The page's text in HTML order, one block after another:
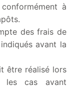
à
des frais de
avant la
être réalisé lors
les cas avant